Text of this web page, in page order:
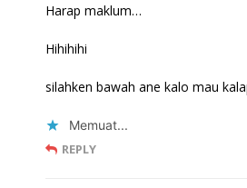
Harap maklum…
Hihihihi
silahken bawah ane kalo mau
Memuat...
REPLY